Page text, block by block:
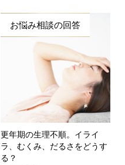
お悩み相談の回答
更年期の生理不順。イライ
ラ、むくみ、だるさをどうす
る？